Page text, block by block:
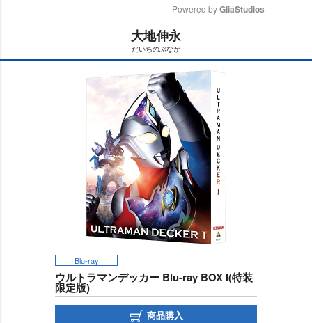
t
Powered by GliaStudios
大地伸永
だいちのぶなが
Blu-ray
ウルトラマンデッカー Blu-ray BOX I(特装
限定版)
商品購入